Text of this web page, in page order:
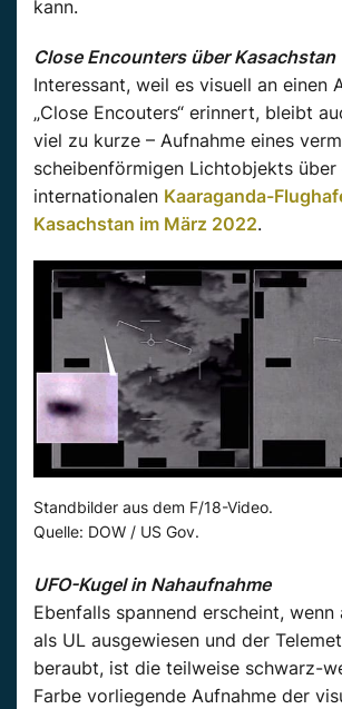
kann.
Close Encounters über Kasachstan
Interessant, weil es visuell an einen
„Close Encouters“ erinnert, bleibt
viel zu kurze – Aufnahme eines
scheibenförmigen Lichtobjekts über
internationalen Kaaraganda-
Kasachstan im März 2022.
Standbilder aus dem F/18-Video.
Quelle: DOW / US Gov.
UFO-Kugel in Nahaufnahme
Ebenfalls spannend erscheint, wenn
als UL ausgewiesen und der
beraubt, ist die teilweise schwarz-
Farbe vorliegende Aufnahme der